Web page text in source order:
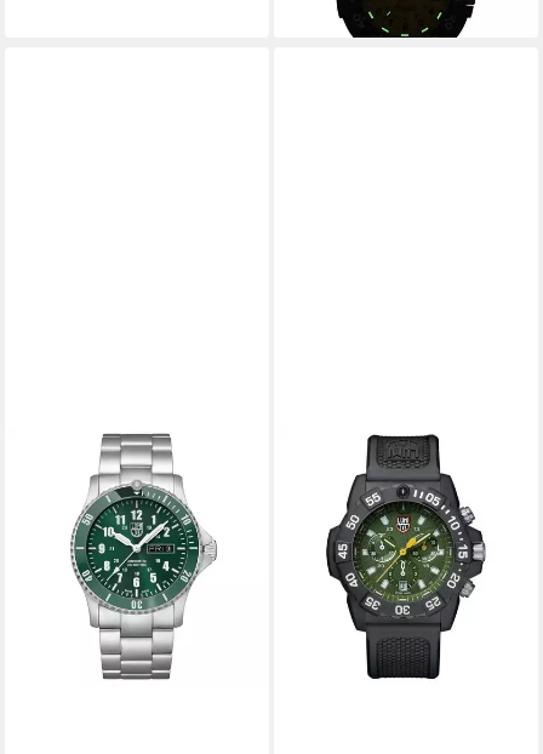
lieferbar - in 2-3 Werktagen bei dir